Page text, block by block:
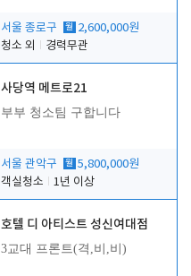
서울 종로구 월 2,600,000원
청소 외
경력무관
사당역 메트로21
부부 청소팀 구합니다
서울 관악구 월 5,800,000원
객실청소
1년 이상
호텔 디 아티스트 성신여대점
3교대 프론트(격,비,비)